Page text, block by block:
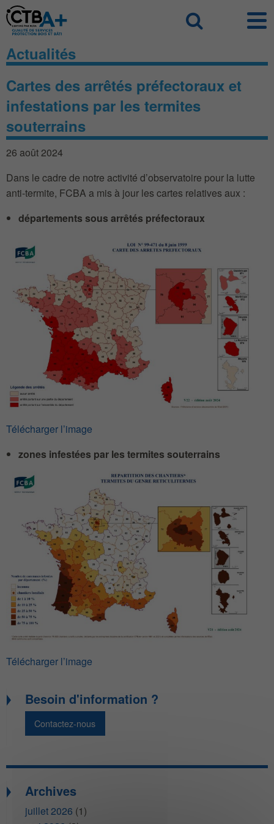
Panneau de gestion des cookies
Actualités
Cartes des arrêtés préfectoraux et
infestations par les termites
souterrains
26 août 2024
Dans le cadre de notre activité d’observatoire pour la lutte
anti-termite, FCBA a mis à jour les cartes relatives aux :
départements sous arrêtés préfectoraux
Télécharger l’image
zones infestées par les termites souterrains
Télécharger l’image
Besoin d'information ?
Contactez-nous
Archives
juillet 2026 (1)